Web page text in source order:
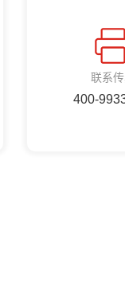
联系
400-